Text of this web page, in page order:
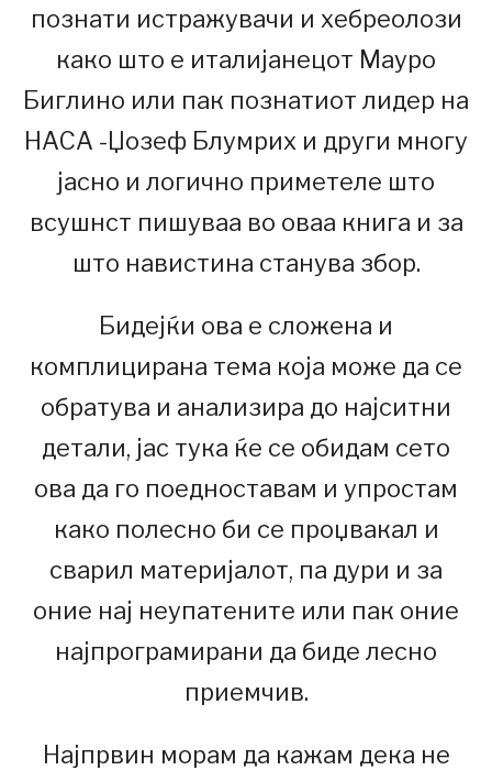
познати истражувачи и хебреолози
како што e италијанецот Мауро
Биглино или пак познатиот лидер на
НАСА -Џозеф Блумрих и други многу
јасно и логично приметеле што
всушнст пишуваа во оваа книга и за
што навистина станува збор.
Бидејќи ова е сложена и
комплицирана тема која може да се
обратува и анализира до најситни
детали, јас тука ќе се обидам сето
ова да го поедноставам и упростам
како полесно би се проџвакал и
сварил материјалот, па дури и за
оние нај неупатените или пак оние
најпрограмирани да биде лесно
приемчив.
Најпрвин морам да кажам дека не